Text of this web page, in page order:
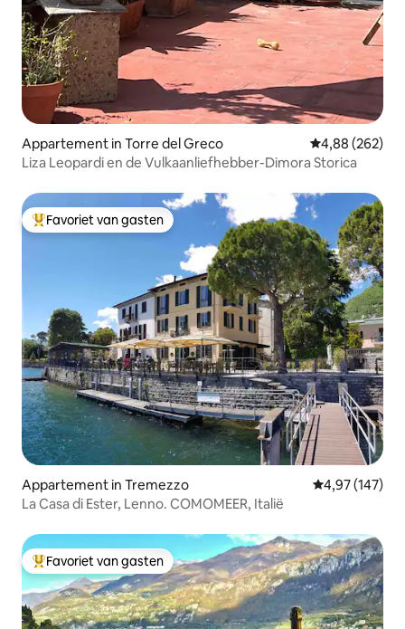
Appartement in Torre del Greco Gemiddelde
4,88 (262)
Liza Leopardi en de Vulkaanliefhebber-Dimora Storica
Topfavoriet van gasten
Favoriet van gasten
Appartement in Tremezzo Gemiddelde
4,97 (147)
La Casa di Ester, Lenno. COMOMEER, Italië
Topfavoriet van gasten
Favoriet van gasten